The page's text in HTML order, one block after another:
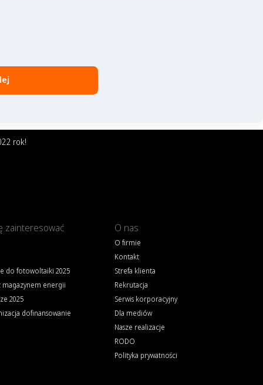
rok!
zainteresować
do fotowoltaiki 2025
magazynem energii
2025
dofinansowanie
O nas
O firmie
Kontakt
Strefa klienta
Rekrutacja
Serwis korporacyjny
Dla mediów
Nasze realizacje
RODO
Polityka prywatności